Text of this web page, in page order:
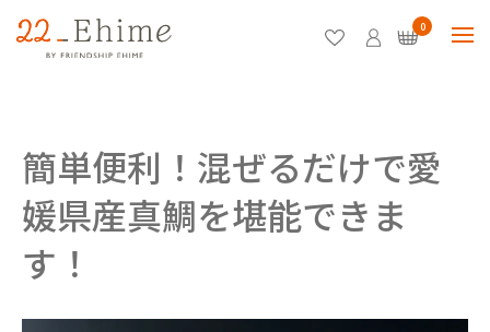
0
簡単便利！混ぜるだけで愛
媛県産真鯛を堪能できま
す！